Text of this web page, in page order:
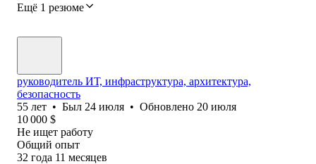
Ещё 1 резюме
руководитель ИТ, инфраструктура, архитектура,
безопасность
55 лет • Был 24 июля • Обновлено 20 июля
10 000 $
Не ищет работу
Общий опыт
32 года 11 месяцев